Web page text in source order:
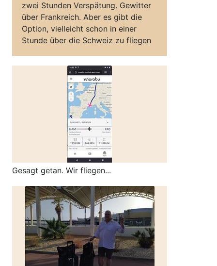
zwei Stunden Verspätung. Gewitter
über Frankreich. Aber es gibt die
Option, vielleicht schon in einer
Stunde über die Schweiz zu fliegen
Gesagt getan. Wir fliegen...